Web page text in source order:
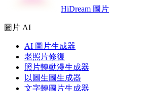
HiDream 圖片
圖片 AI
AI 圖片生成器
老照片修復
照片轉動漫生成器
以圖生圖生成器
文字轉圖片生成器